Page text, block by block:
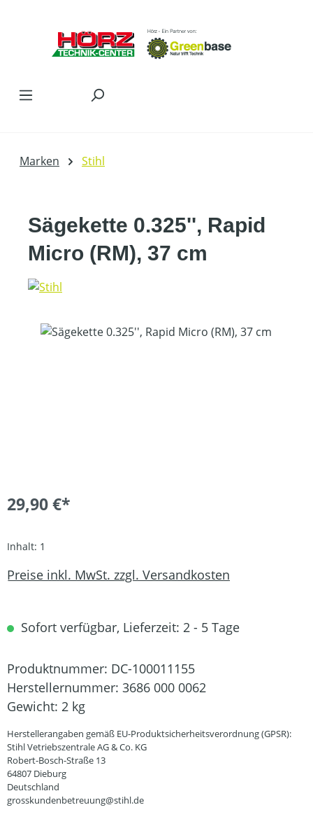
Marken Stihl
Sägekette 0.325'', Rapid
Micro (RM), 37 cm
Bildergalerie überspringen
29,90 €*
Inhalt: 1
Preise inkl. MwSt. zzgl. Versandkosten
Sofort verfügbar, Lieferzeit: 2 - 5 Tage
Produktnummer: DC-100011155
Herstellernummer: 3686 000 0062
Gewicht: 2 kg
Herstellerangaben gemäß EU-Produktsicherheitsverordnung (GPSR):
Stihl Vetriebszentrale AG & Co. KG
Robert-Bosch-Straße 13
64807 Dieburg
Deutschland
grosskundenbetreuung@stihl.de